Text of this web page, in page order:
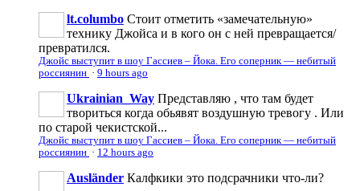
lt.columbo Стоит отметить «замечательную»
технику Джойса и в кого он с ней превращается/
превратился.
Джойс выступит в шоу Гассиев – Йока. Его соперник — небитый
россиянин · 9 hours ago
Ukrainian_Way Представляю , что там будет
твориться когда обьявят воздушную тревогу . Или
по старой чекистской...
Джойс выступит в шоу Гассиев – Йока. Его соперник — небитый
россиянин · 12 hours ago
Ausländer Калфкики это подсрачники что-ли?